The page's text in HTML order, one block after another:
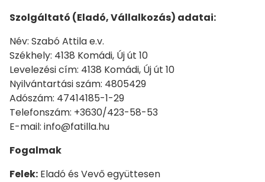
Szolgáltató (Eladó, Vállalkozás) adatai:
Név: Szabó Attila e.v.
Székhely: 4138 Komádi, Új út 10
Levelezési cím: 4138 Komádi, Új út 10
Nyilvántartási szám: 4805429
Adószám: 47414185-1-29
Telefonszám: +3630/423-58-53
E-mail: info@fatilla.hu
Fogalmak
Felek: Eladó és Vevő együttesen